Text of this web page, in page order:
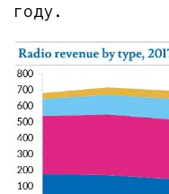
году.